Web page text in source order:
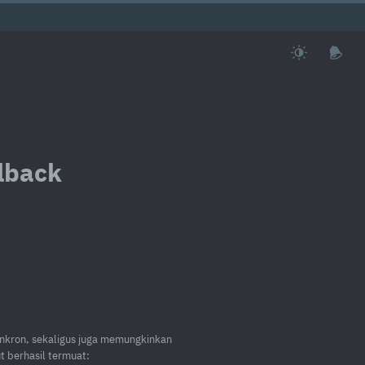
sekaligus juga memungkinkan
berhasil termuat: